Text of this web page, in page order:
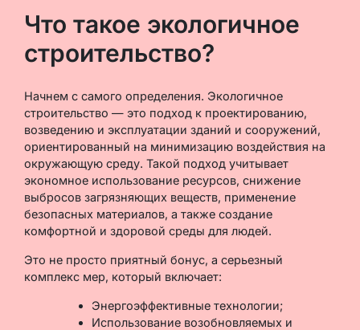
Что такое экологичное
строительство?
Начнем с самого определения. Экологичное
строительство — это подход к проектированию,
возведению и эксплуатации зданий и сооружений,
ориентированный на минимизацию воздействия на
окружающую среду. Такой подход учитывает
экономное использование ресурсов, снижение
выбросов загрязняющих веществ, применение
безопасных материалов, а также создание
комфортной и здоровой среды для людей.
Это не просто приятный бонус, а серьезный
комплекс мер, который включает:
Энергоэффективные технологии;
Использование возобновляемых и